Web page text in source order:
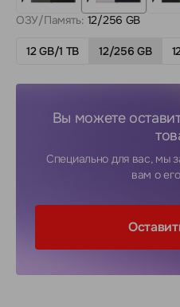
ОЗУ/Память: 12/256 GB
12 GB/1 TB 12/256 GB
Вы можете
Специально для вас, мы
вам о